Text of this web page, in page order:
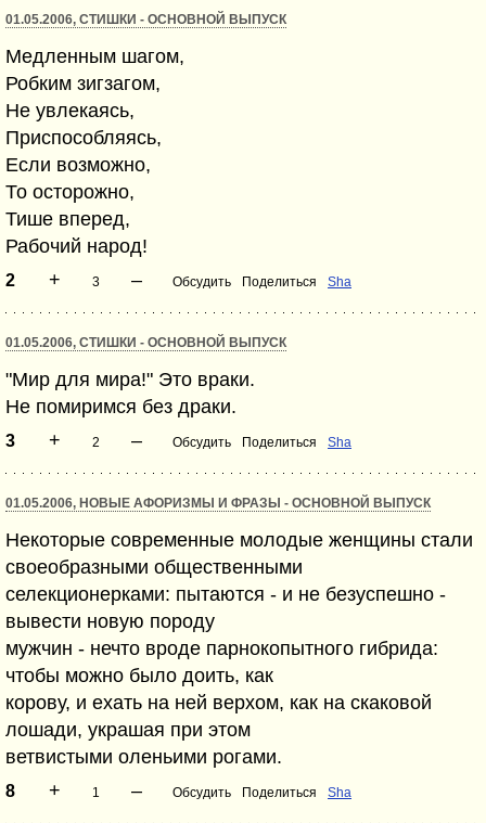
01.05.2006, СТИШКИ - ОСНОВНОЙ ВЫПУСК
Медленным шагом,
Робким зигзагом,
Не увлекаясь,
Приспособляясь,
Если возможно,
То осторожно,
Тише вперед,
Рабочий народ!
2 + 3 – Обсудить Поделиться Sha
01.05.2006, СТИШКИ - ОСНОВНОЙ ВЫПУСК
"Мир для мира!" Это враки.
Не помиримся без драки.
3 + 2 – Обсудить Поделиться Sha
01.05.2006, НОВЫЕ АФОРИЗМЫ И ФРАЗЫ - ОСНОВНОЙ ВЫПУСК
Некоторые современные молодые женщины стали
своеобразными общественными
селекционерками: пытаются - и не безуспешно -
вывести новую породу
мужчин - нечто вроде парнокопытного гибрида:
чтобы можно было доить, как
корову, и ехать на ней верхом, как на скаковой
лошади, украшая при этом
ветвистыми оленьими рогами.
8 + 1 – Обсудить Поделиться Sha